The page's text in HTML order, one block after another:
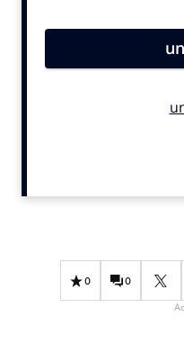
Carriere
Diversiteit
0 0